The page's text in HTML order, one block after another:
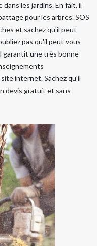
les jardins. En fait, il
pour les arbres. SOS
et sachez qu'il peut
pas qu'il peut vous
garantit une très bonne
internet. Sachez qu'il
devis gratuit et sans